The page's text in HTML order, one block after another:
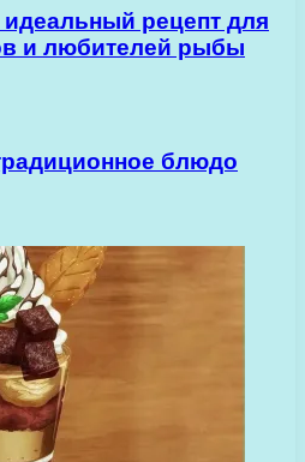
рецепт для
и любителей рыбы
блюдо